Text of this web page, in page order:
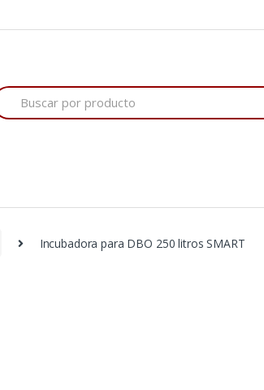
Incubadora para DBO 250 litros SMART